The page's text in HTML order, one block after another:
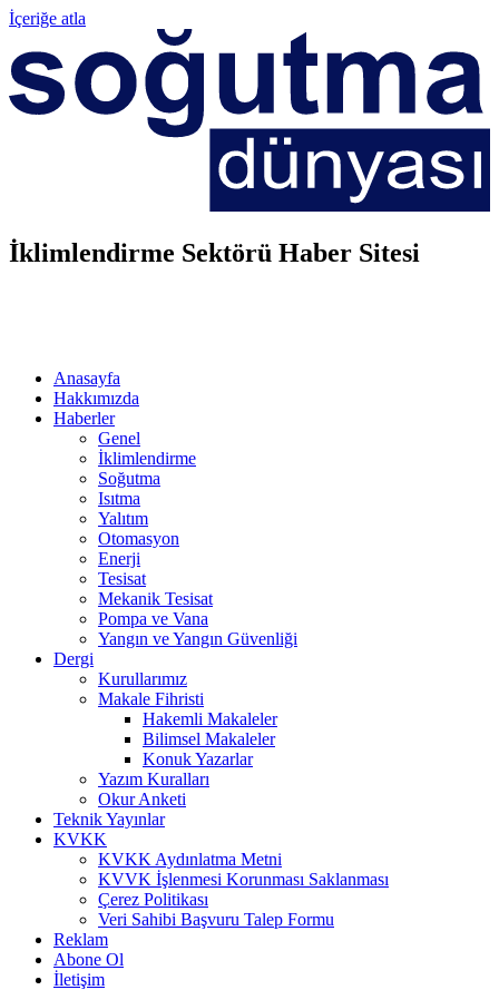
İçeriğe atla
İklimlendirme Sektörü Haber Sitesi
Anasayfa
Hakkımızda
Haberler
Genel
İklimlendirme
Soğutma
Isıtma
Yalıtım
Otomasyon
Enerji
Tesisat
Mekanik Tesisat
Pompa ve Vana
Yangın ve Yangın Güvenliği
Dergi
Kurullarımız
Makale Fihristi
Hakemli Makaleler
Bilimsel Makaleler
Konuk Yazarlar
Yazım Kuralları
Okur Anketi
Teknik Yayınlar
KVKK
KVKK Aydınlatma Metni
KVVK İşlenmesi Korunması Saklanması
Çerez Politikası
Veri Sahibi Başvuru Talep Formu
Reklam
Abone Ol
İletişim